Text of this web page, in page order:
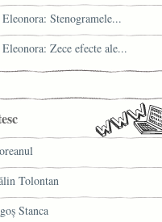
Stenogramele...
Zece efecte ale...
Tolontan
Stanca